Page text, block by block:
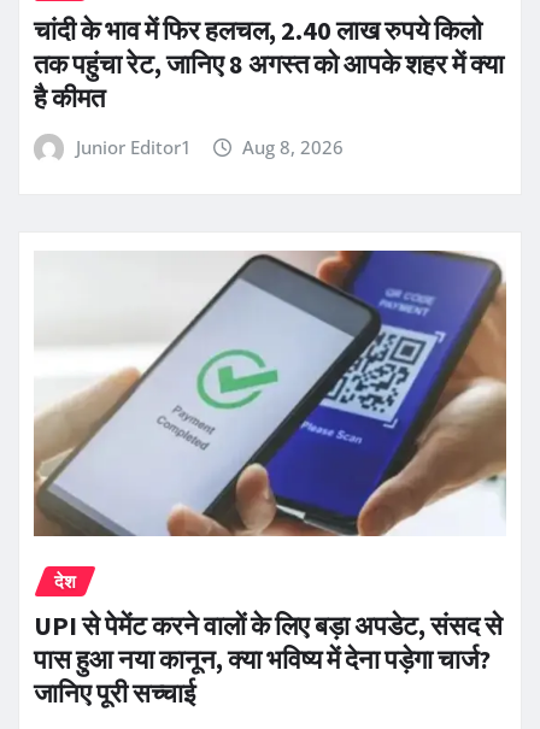
चांदी के भाव में फिर हलचल, 2.40 लाख रुपये किलो
तक पहुंचा रेट, जानिए 8 अगस्त को आपके शहर में क्या
है कीमत
Junior Editor1 Aug 8, 2026
देश
UPI से पेमेंट करने वालों के लिए बड़ा अपडेट, संसद से
पास हुआ नया कानून, क्या भविष्य में देना पड़ेगा चार्ज?
जानिए पूरी सच्चाई